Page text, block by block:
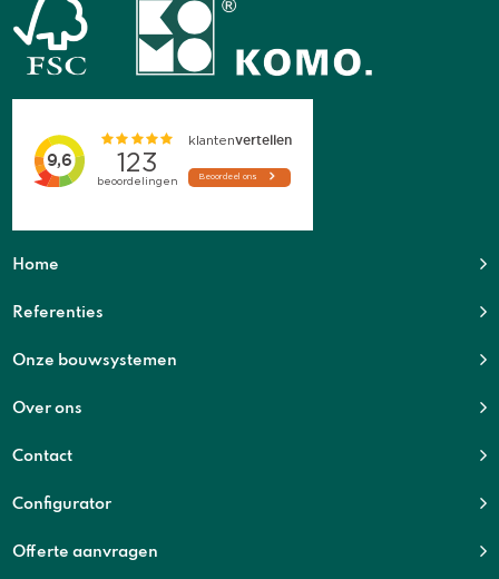
Home
Referenties
Onze bouwsystemen
Over ons
Contact
Configurator
Offerte aanvragen